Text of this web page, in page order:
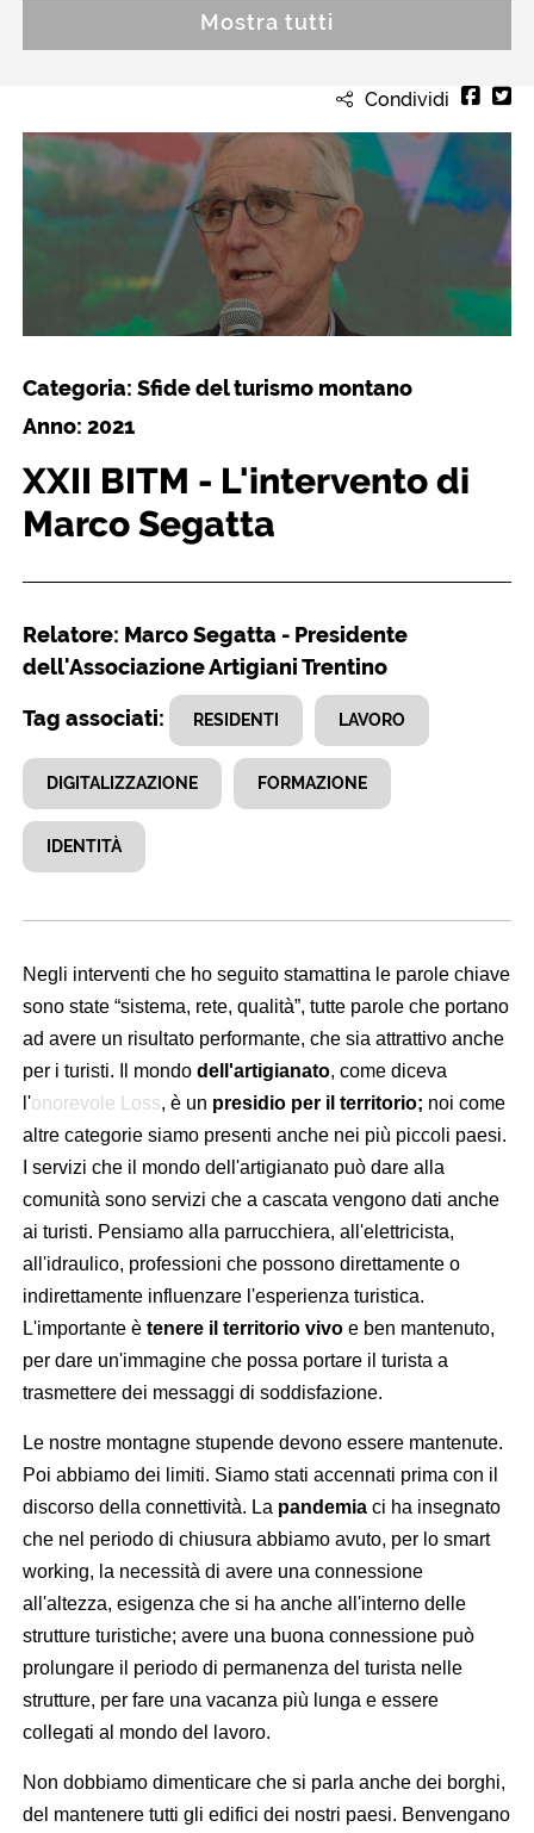
Mostra tutti
Condividi
Categoria: Sfide del turismo montano
Anno: 2021
XXII BITM - L'intervento di
Marco Segatta
Relatore: Marco Segatta - Presidente
dell'Associazione Artigiani Trentino
Tag associati: RESIDENTI LAVORO
DIGITALIZZAZIONE FORMAZIONE
IDENTITÀ
Negli interventi che ho seguito stamattina le parole chiave
sono state “sistema, rete, qualità”, tutte parole che portano
ad avere un risultato performante, che sia attrattivo anche
per i turisti. Il mondo dell'artigianato, come diceva
l'onorevole Loss, è un presidio per il territorio; noi come
altre categorie siamo presenti anche nei più piccoli paesi.
I servizi che il mondo dell'artigianato può dare alla
comunità sono servizi che a cascata vengono dati anche
ai turisti. Pensiamo alla parrucchiera, all'elettricista,
all'idraulico, professioni che possono direttamente o
indirettamente influenzare l'esperienza turistica.
L'importante è tenere il territorio vivo e ben mantenuto,
per dare un'immagine che possa portare il turista a
trasmettere dei messaggi di soddisfazione.
Le nostre montagne stupende devono essere mantenute.
Poi abbiamo dei limiti. Siamo stati accennati prima con il
discorso della connettività. La pandemia ci ha insegnato
che nel periodo di chiusura abbiamo avuto, per lo smart
working, la necessità di avere una connessione
all'altezza, esigenza che si ha anche all'interno delle
strutture turistiche; avere una buona connessione può
prolungare il periodo di permanenza del turista nelle
strutture, per fare una vacanza più lunga e essere
collegati al mondo del lavoro.
Non dobbiamo dimenticare che si parla anche dei borghi,
del mantenere tutti gli edifici dei nostri paesi. Benvengano